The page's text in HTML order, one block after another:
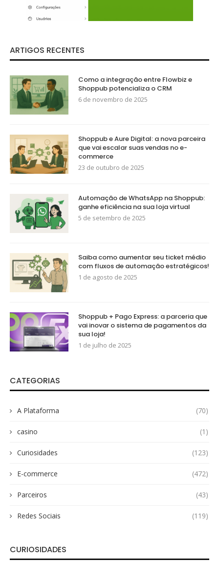
ARTIGOS RECENTES
Como a integração entre Flowbiz e
Shoppub potencializa o CRM
6 de novembro de 2025
Shoppub e Aure Digital: a nova parceira
que vai escalar suas vendas no e-
commerce
23 de outubro de 2025
Automação de WhatsApp na Shoppub:
ganhe eficiência na sua loja virtual
5 de setembro de 2025
Saiba como aumentar seu ticket médio
com fluxos de automação estratégicos!
1 de agosto de 2025
Shoppub + Pago Express: a parceria que
vai inovar o sistema de pagamentos da
sua loja!
1 de julho de 2025
CATEGORIAS
A Plataforma (70)
casino (1)
Curiosidades (123)
E-commerce (472)
Parceiros (43)
Redes Sociais (119)
CURIOSIDADES